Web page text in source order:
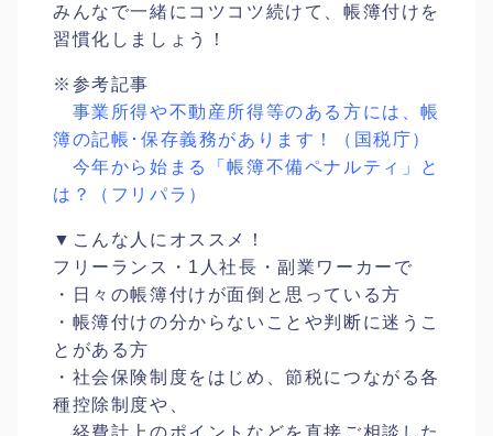
みんなで一緒にコツコツ続けて、帳簿付けを
習慣化しましょう！
※参考記事
事業所得や不動産所得等のある方には、帳
簿の記帳･保存義務があります！（国税庁）
今年から始まる「帳簿不備ペナルティ」と
は？（フリパラ）
▼こんな人にオススメ！
フリーランス・1人社長・副業ワーカーで
・日々の帳簿付けが面倒と思っている方
・帳簿付けの分からないことや判断に迷うこ
とがある方
・社会保険制度をはじめ、節税につながる各
種控除制度や、